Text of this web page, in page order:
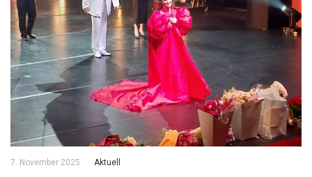
7. November 2025 Aktuell